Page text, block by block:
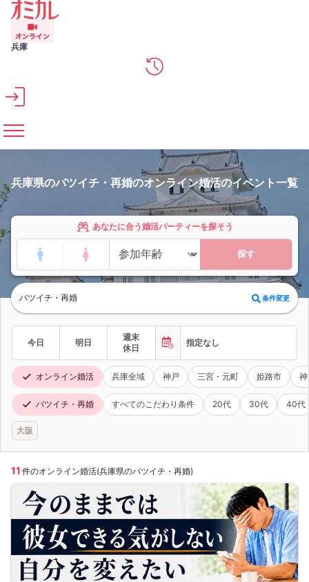
メインコンテンツへスキップ
兵庫
兵庫県のバツイチ・再婚のオンライン婚活のイベント一覧
あなたに合う婚活パーティーを探そう
探す
バツイチ・再婚 条件変更
今日 明日
週末
休日
指定なし
オンライン婚活 兵庫全域 神戸 三宮・元町 姫路市
バツイチ・再婚 すべてのこだわり条件 20代 30代 40代
大阪
11 件のオンライン婚活(兵庫県のバツイチ・再婚)